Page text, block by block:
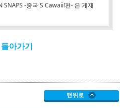
Viêt
SNAPS -중국 S Cawaii!편- 은 게재
아가기